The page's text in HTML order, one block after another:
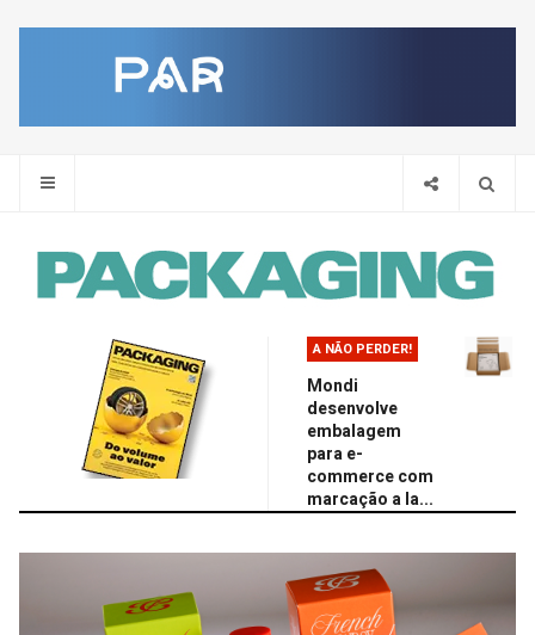
A NÃO PERDER!
Mondi
desenvolve
embalagem
para e-
commerce com
marcação a la...